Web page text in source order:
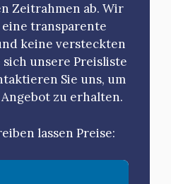
Zeitrahmen ab. Wir
transparente
keine versteckten
sich unsere Preisliste
Sie uns, um
zu erhalten.
lassen Preise: